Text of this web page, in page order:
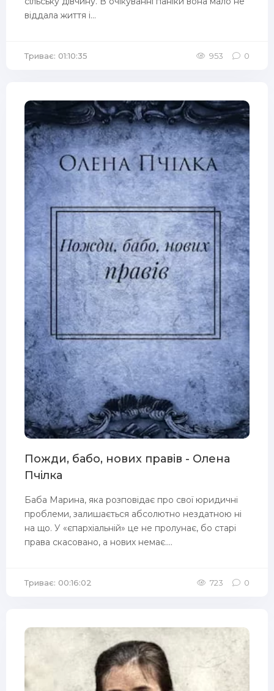
віддала життя і...
Триває: 01:10:35 953 0
Пожди, бабо, нових правів - Олена
Пчілка
Баба Марина, яка розповідає про свої юридичні
проблеми, залишається абсолютно нездатною ні
на що. У «єпархіальній» це не пролунає, бо старі
права скасовано, а нових немає....
Триває: 00:16:02 723 0